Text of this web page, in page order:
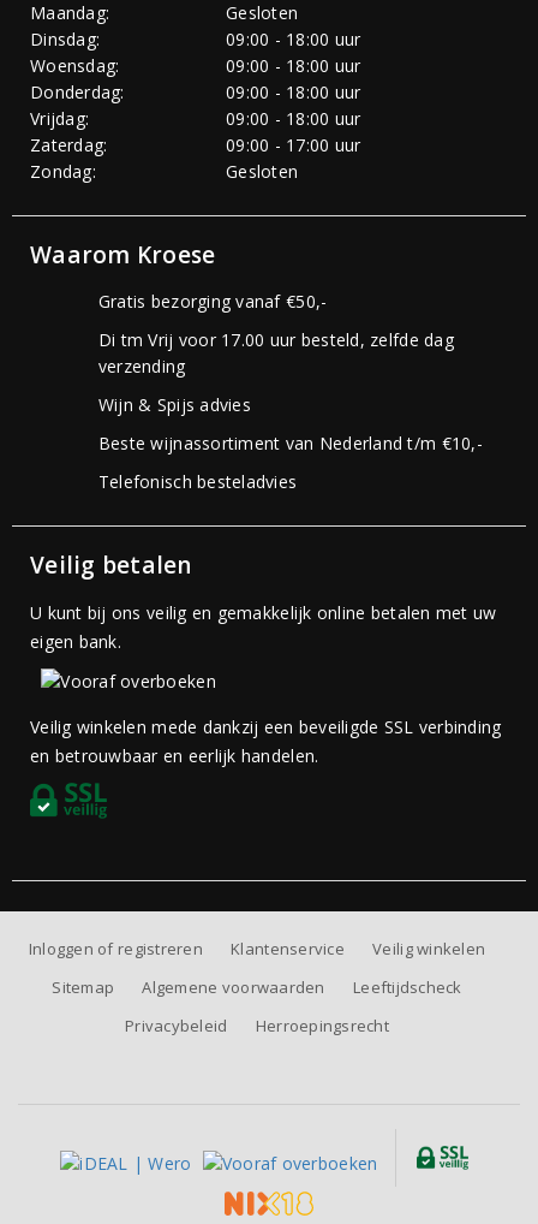
Maandag:
Gesloten
Dinsdag:
09:00 - 18:00 uur
Woensdag:
09:00 - 18:00 uur
Donderdag:
09:00 - 18:00 uur
Vrijdag:
09:00 - 18:00 uur
Zaterdag:
09:00 - 17:00 uur
Zondag:
Gesloten
Waarom Kroese
Gratis bezorging vanaf €50,-
Di tm Vrij voor 17.00 uur besteld, zelfde dag
verzending
Wijn & Spijs advies
Beste wijnassortiment van Nederland t/m €10,-
Telefonisch besteladvies
Veilig betalen
U kunt bij ons veilig en gemakkelijk online betalen met uw
eigen bank.
Veilig winkelen mede dankzij een beveiligde SSL verbinding
en betrouwbaar en eerlijk handelen.
Inloggen of registreren Klantenservice
Veilig winkelen
Sitemap
Algemene voorwaarden
Leeftijdscheck
Privacybeleid
Herroepingsrecht